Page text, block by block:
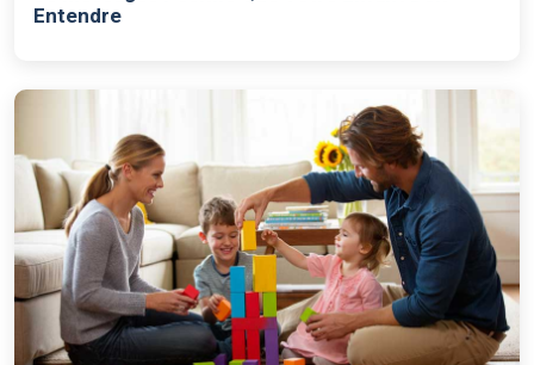
Entendre